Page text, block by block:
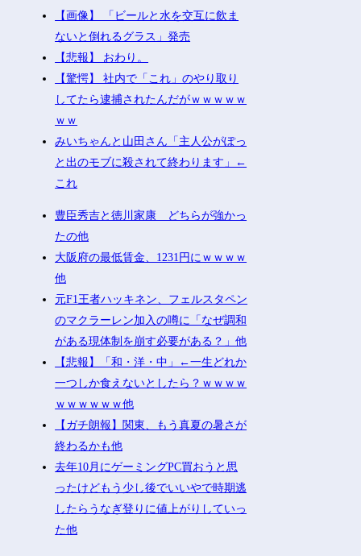
【画像】 「ビールと水を交互に飲ま
ないと倒れるグラス」発売
【悲報】 おわり。
【驚愕】 社内で「これ」のやり取り
してたら逮捕されたんだがｗｗｗｗｗ
ｗｗ
みいちゃんと山田さん「主人公がぽっ
と出のモブに殺されて終わります」←
これ
豊臣秀吉と徳川家康 どちらが強かっ
たの他
大阪府の最低賃金、1231円にｗｗｗｗ
他
元F1王者ハッキネン、フェルスタペン
のマクラーレン加入の噂に「なぜ調和
がある現体制を崩す必要がある？」他
【悲報】「和・洋・中」←一生どれか
一つしか食えないとしたら？ｗｗｗｗ
ｗｗｗｗｗｗ他
【ガチ朗報】関東、もう真夏の暑さが
終わるかも他
去年10月にゲーミングPC買おうと思
ったけどもう少し後でいいやで時期逃
したらうなぎ登りに値上がりしていっ
た他